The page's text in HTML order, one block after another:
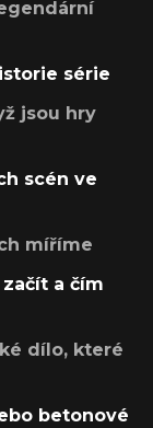
série
jsou hry
scén ve
míříme
a čím
dílo, které
betonové